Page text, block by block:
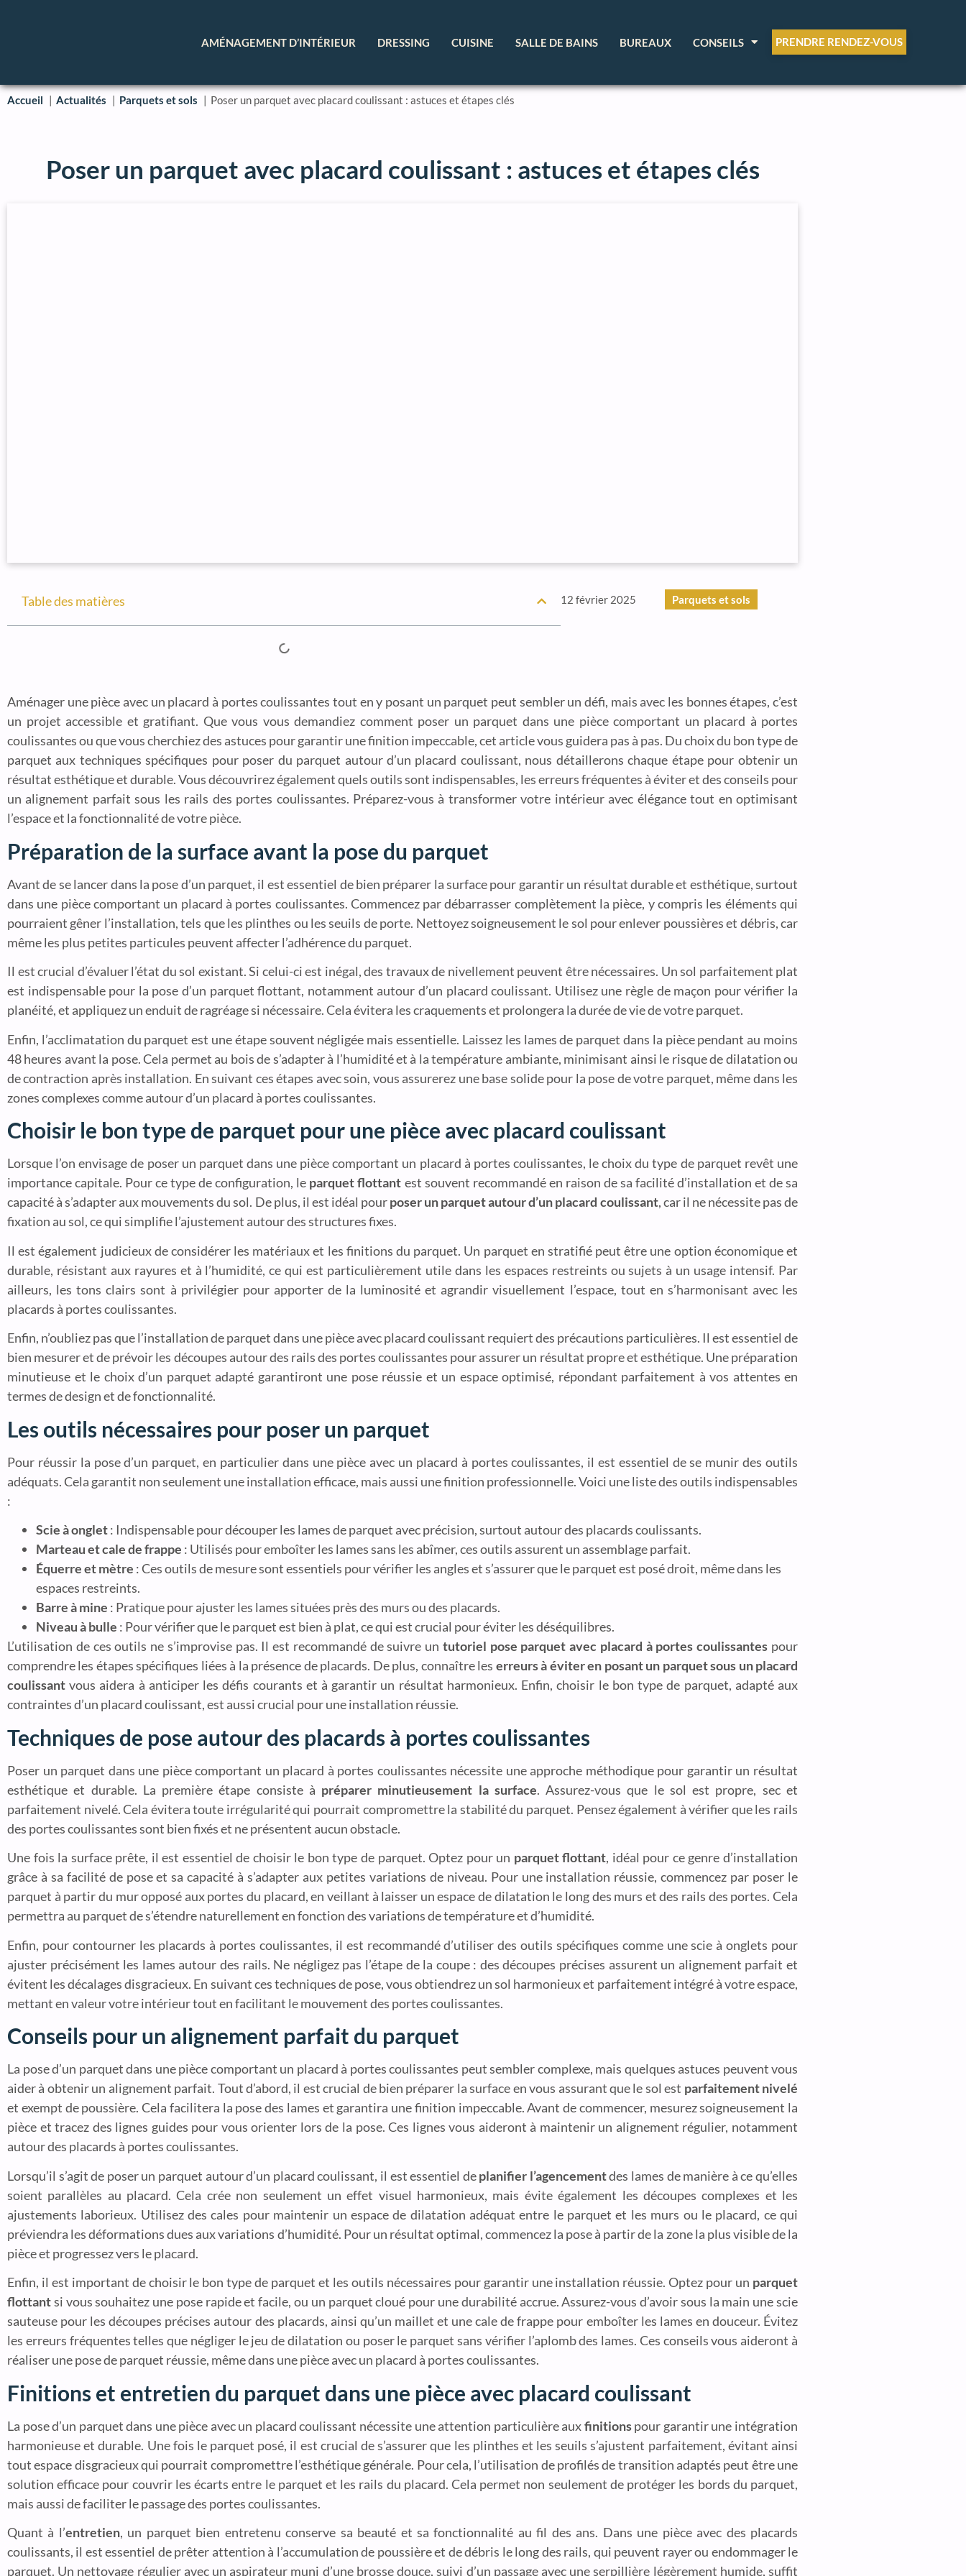
AMÉNAGEMENT D’INTÉRIEUR DRESSING CUISINE SALLE DE BAINS BUREAUX CONSEILS PRENDRE RENDEZ-VOUS
Accueil Actualités Parquets et sols Poser un parquet avec placard coulissant : astuces et étapes clés
Poser un parquet avec placard coulissant : astuces et étapes clés
Table des matières 12 février 2025 Parquets et sols
Aménager une pièce avec un placard à portes coulissantes tout en y posant un parquet peut sembler un défi, mais avec les bonnes étapes, c’est
un projet accessible et gratifiant. Que vous vous demandiez comment poser un parquet dans une pièce comportant un placard à portes
coulissantes ou que vous cherchiez des astuces pour garantir une finition impeccable, cet article vous guidera pas à pas. Du choix du bon type de
parquet aux techniques spécifiques pour poser du parquet autour d’un placard coulissant, nous détaillerons chaque étape pour obtenir un
résultat esthétique et durable. Vous découvrirez également quels outils sont indispensables, les erreurs fréquentes à éviter et des conseils pour
un alignement parfait sous les rails des portes coulissantes. Préparez-vous à transformer votre intérieur avec élégance tout en optimisant
l’espace et la fonctionnalité de votre pièce.
Préparation de la surface avant la pose du parquet
Avant de se lancer dans la pose d’un parquet, il est essentiel de bien préparer la surface pour garantir un résultat durable et esthétique, surtout
dans une pièce comportant un placard à portes coulissantes. Commencez par débarrasser complètement la pièce, y compris les éléments qui
pourraient gêner l’installation, tels que les plinthes ou les seuils de porte. Nettoyez soigneusement le sol pour enlever poussières et débris, car
même les plus petites particules peuvent affecter l’adhérence du parquet.
Il est crucial d’évaluer l’état du sol existant. Si celui-ci est inégal, des travaux de nivellement peuvent être nécessaires. Un sol parfaitement plat
est indispensable pour la pose d’un parquet flottant, notamment autour d’un placard coulissant. Utilisez une règle de maçon pour vérifier la
planéité, et appliquez un enduit de ragréage si nécessaire. Cela évitera les craquements et prolongera la durée de vie de votre parquet.
Enfin, l’acclimatation du parquet est une étape souvent négligée mais essentielle. Laissez les lames de parquet dans la pièce pendant au moins
48 heures avant la pose. Cela permet au bois de s’adapter à l’humidité et à la température ambiante, minimisant ainsi le risque de dilatation ou
de contraction après installation. En suivant ces étapes avec soin, vous assurerez une base solide pour la pose de votre parquet, même dans les
zones complexes comme autour d’un placard à portes coulissantes.
Choisir le bon type de parquet pour une pièce avec placard coulissant
Lorsque l’on envisage de poser un parquet dans une pièce comportant un placard à portes coulissantes, le choix du type de parquet revêt une
importance capitale. Pour ce type de configuration, le parquet flottant est souvent recommandé en raison de sa facilité d’installation et de sa
capacité à s’adapter aux mouvements du sol. De plus, il est idéal pourposer un parquet autour d’un placard coulissant, car il ne nécessite pas de
fixation au sol, ce qui simplifie l’ajustement autour des structures fixes.
Il est également judicieux de considérer les matériaux et les finitions du parquet. Un parquet en stratifié peut être une option économique et
durable, résistant aux rayures et à l’humidité, ce qui est particulièrement utile dans les espaces restreints ou sujets à un usage intensif. Par
ailleurs, les tons clairs sont à privilégier pour apporter de la luminosité et agrandir visuellement l’espace, tout en s’harmonisant avec les
placards à portes coulissantes.
Enfin, n’oubliez pas que l’installation de parquet dans une pièce avec placard coulissant requiert des précautions particulières. Il est essentiel de
bien mesurer et de prévoir les découpes autour des rails des portes coulissantes pour assurer un résultat propre et esthétique. Une préparation
minutieuse et le choix d’un parquet adapté garantiront une pose réussie et un espace optimisé, répondant parfaitement à vos attentes en
termes de design et de fonctionnalité.
Les outils nécessaires pour poser un parquet
Pour réussir la pose d’un parquet, en particulier dans une pièce avec un placard à portes coulissantes, il est essentiel de se munir des outils
adéquats. Cela garantit non seulement une installation efficace, mais aussi une finition professionnelle. Voici une liste des outils indispensables
:
Scie à onglet: Indispensable pour découper les lames de parquet avec précision, surtout autour des placards coulissants.
Marteau et cale de frappe : Utilisés pour emboîter les lames sans les abîmer, ces outils assurent un assemblage parfait.
Équerre et mètre : Ces outils de mesure sont essentiels pour vérifier les angles et s’assurer que le parquet est posé droit, même dans les
espaces restreints.
Barre à mine : Pratique pour ajuster les lames situées près des murs ou des placards.
Niveau à bulle : Pour vérifier que le parquet est bien à plat, ce qui est crucial pour éviter les déséquilibres.
L’utilisation de ces outils ne s’improvise pas. Il est recommandé de suivre un tutoriel pose parquet avec placard à portes coulissantes pour
comprendre les étapes spécifiques liées à la présence de placards. De plus, connaître les erreurs à éviter en posant un parquet sous un placard
coulissant vous aidera à anticiper les défis courants et à garantir un résultat harmonieux. Enfin, choisir le bon type de parquet, adapté aux
contraintes d’un placard coulissant, est aussi crucial pour une installation réussie.
Techniques de pose autour des placards à portes coulissantes
Poser un parquet dans une pièce comportant un placard à portes coulissantes nécessite une approche méthodique pour garantir un résultat
esthétique et durable. La première étape consiste à préparer minutieusement la surface. Assurez-vous que le sol est propre, sec et
parfaitement nivelé. Cela évitera toute irrégularité qui pourrait compromettre la stabilité du parquet. Pensez également à vérifier que les rails
des portes coulissantes sont bien fixés et ne présentent aucun obstacle.
Une fois la surface prête, il est essentiel de choisir le bon type de parquet. Optez pour un parquet flottant, idéal pour ce genre d’installation
grâce à sa facilité de pose et sa capacité à s’adapter aux petites variations de niveau. Pour une installation réussie, commencez par poser le
parquet à partir du mur opposé aux portes du placard, en veillant à laisser un espace de dilatation le long des murs et des rails des portes. Cela
permettra au parquet de s’étendre naturellement en fonction des variations de température et d’humidité.
Enfin, pour contourner les placards à portes coulissantes, il est recommandé d’utiliser des outils spécifiques comme une scie à onglets pour
ajuster précisément les lames autour des rails. Ne négligez pas l’étape de la coupe : des découpes précises assurent un alignement parfait et
évitent les décalages disgracieux. En suivant ces techniques de pose, vous obtiendrez un sol harmonieux et parfaitement intégré à votre espace,
mettant en valeur votre intérieur tout en facilitant le mouvement des portes coulissantes.
Conseils pour un alignement parfait du parquet
La pose d’un parquet dans une pièce comportant un placard à portes coulissantes peut sembler complexe, mais quelques astuces peuvent vous
aider à obtenir un alignement parfait. Tout d’abord, il est crucial de bien préparer la surface en vous assurant que le sol est parfaitement nivelé
et exempt de poussière. Cela facilitera la pose des lames et garantira une finition impeccable. Avant de commencer, mesurez soigneusement la
pièce et tracez des lignes guides pour vous orienter lors de la pose. Ces lignes vous aideront à maintenir un alignement régulier, notamment
autour des placards à portes coulissantes.
Lorsqu’il s’agit de poser un parquet autour d’un placard coulissant, il est essentiel deplanifier l’agencementdes lames de manière à ce qu’elles
soient parallèles au placard. Cela crée non seulement un effet visuel harmonieux, mais évite également les découpes complexes et les
ajustements laborieux. Utilisez des cales pour maintenir un espace de dilatation adéquat entre le parquet et les murs ou le placard, ce qui
préviendra les déformations dues aux variations d’humidité. Pour un résultat optimal, commencez la pose à partir de la zone la plus visible de la
pièce et progressez vers le placard.
Enfin, il est important de choisir le bon type de parquet et les outils nécessaires pour garantir une installation réussie. Optez pour un parquet
flottantsi vous souhaitez une pose rapide et facile, ou un parquet cloué pour une durabilité accrue. Assurez-vous d’avoir sous la main une scie
sauteuse pour les découpes précises autour des placards, ainsi qu’un maillet et une cale de frappe pour emboîter les lames en douceur. Évitez
les erreurs fréquentes telles que négliger le jeu de dilatation ou poser le parquet sans vérifier l’aplomb des lames. Ces conseils vous aideront à
réaliser une pose de parquet réussie, même dans une pièce avec un placard à portes coulissantes.
Finitions et entretien du parquet dans une pièce avec placard coulissant
La pose d’un parquet dans une pièce avec un placard coulissant nécessite une attention particulière auxfinitionspour garantir une intégration
harmonieuse et durable. Une fois le parquet posé, il est crucial de s’assurer que les plinthes et les seuils s’ajustent parfaitement, évitant ainsi
tout espace disgracieux qui pourrait compromettre l’esthétique générale. Pour cela, l’utilisation de profilés de transition adaptés peut être une
solution efficace pour couvrir les écarts entre le parquet et les rails du placard. Cela permet non seulement de protéger les bords du parquet,
mais aussi de faciliter le passage des portes coulissantes.
Quant à l’entretien, un parquet bien entretenu conserve sa beauté et sa fonctionnalité au fil des ans. Dans une pièce avec des placards
coulissants, il est essentiel de prêter attention à l’accumulation de poussière et de débris le long des rails, qui peuvent rayer ou endommager le
parquet. Un nettoyage régulier avec un aspirateur muni d’une brosse douce, suivi d’un passage avec une serpillière légèrement humide, suffit